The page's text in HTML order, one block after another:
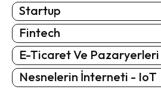
Startup
Fintech
E-Ticaret Ve Pazaryerleri
Nesnelerin İnterneti - IoT